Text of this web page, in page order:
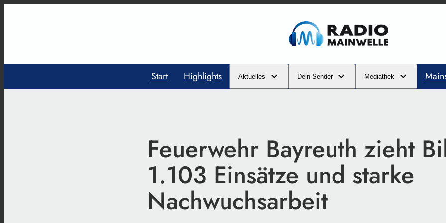
Start Highlights Aktuelles Dein Sender Mediathek
Feuerwehr Bayreuth zieht
1.103 Einsätze und starke
Nachwuchsarbeit